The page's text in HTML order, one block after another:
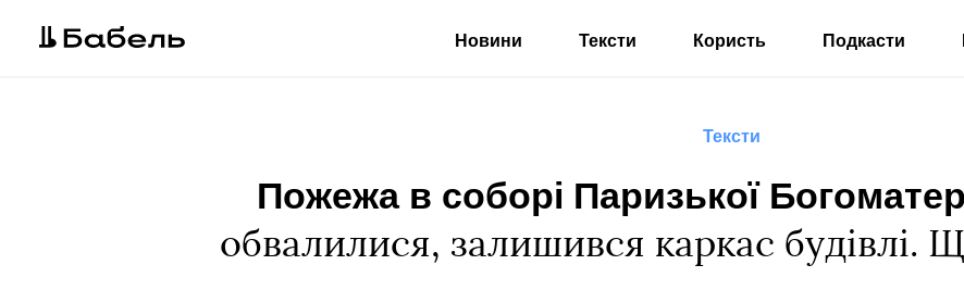
Новини Тексти Користь Подкасти
Тексти
Пожежа в соборі Паризької
обвалилися, залишився каркас будівлі.